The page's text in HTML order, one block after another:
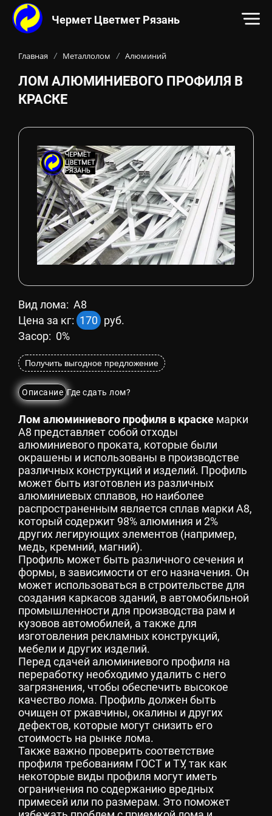
Чермет Цветмет Рязань
Контакты:
Телефон: +7-915-592-23-53
ОСНОВНОЙ КОНТЕНТ НА САЙТЕ
Главная / Металлолом / Алюминий
ЛОМ АЛЮМИНИЕВОГО ПРОФИЛЯ В
КРАСКЕ
ЦЕНА НА ЛОМ И ХАРАКТЕРИСТИКИ
Вид лома: А8
Цена за кг: 170 руб.
Засор: 0%
Получить выгодное предложение
Описание Где сдать лом?
Лом алюминиевого профиля в краске марки
А8 представляет собой отходы
алюминиевого проката, которые были
окрашены и использованы в производстве
различных конструкций и изделий. Профиль
может быть изготовлен из различных
алюминиевых сплавов, но наиболее
распространенным является сплав марки A8,
который содержит 98% алюминия и 2%
других легирующих элементов (например,
медь, кремний, магний).
Профиль может быть различного сечения и
формы, в зависимости от его назначения. Он
может использоваться в строительстве для
создания каркасов зданий, в автомобильной
промышленности для производства рам и
кузовов автомобилей, а также для
изготовления рекламных конструкций,
мебели и других изделий.
Перед сдачей алюминиевого профиля на
переработку необходимо удалить с него
загрязнения, чтобы обеспечить высокое
качество лома. Профиль должен быть
очищен от ржавчины, окалины и других
дефектов, которые могут снизить его
стоимость на рынке лома.
Также важно проверить соответствие
профиля требованиям ГОСТ и ТУ, так как
некоторые виды профиля могут иметь
ограничения по содержанию вредных
примесей или по размерам. Это поможет